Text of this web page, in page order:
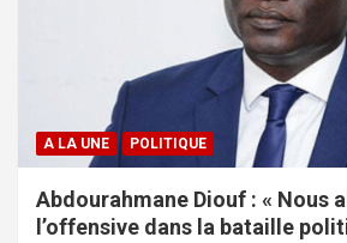
A LA UNE POLITIQUE
Abdourahmane Diouf : « Nous
l’offensive dans la bataille